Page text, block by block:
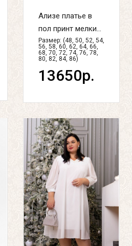
Ализе платье в
пол принт мелки...
Размер: (48, 50, 52, 54,
56, 58, 60, 62, 64, 66,
68, 70, 72, 74, 76, 78,
80, 82, 84, 86)
13650р.